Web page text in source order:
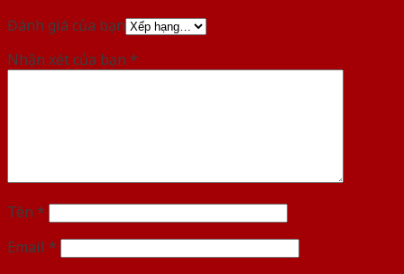
Đánh giá của bạn
Nhận xét của bạn *
Tên *
Email *